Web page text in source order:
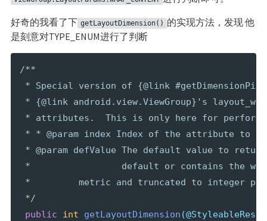
好奇的我看了下 getLayoutDimension() 的实现方法，发现 他
是刻意对TYPE_ENUM进行了判断
/**
* Special version of {@link
* {@link android.view.ViewGroup}'s
* attributes.  This is only here for
* * @param index Index of the attribute to
* @param defValue The default value to
*                 default or contains the
*         metric and truncated to integer
*/
public
int getLayoutDimension (@StyleableRes